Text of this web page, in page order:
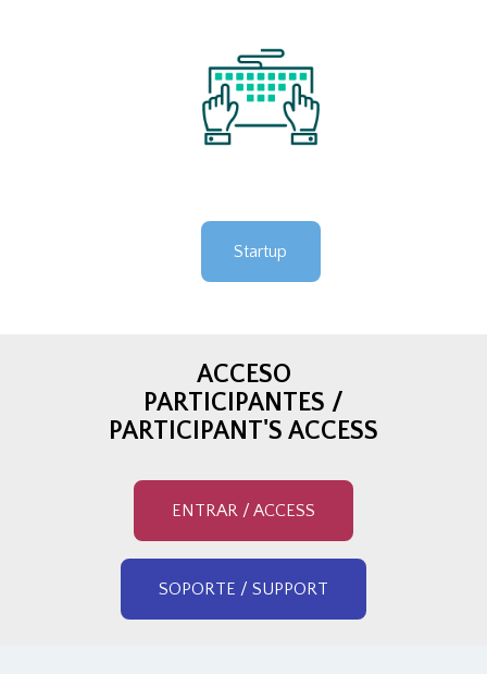
Startup
ACCESO
PARTICIPANTES /
PARTICIPANT'S ACCESS
ENTRAR / ACCESS
SOPORTE / SUPPORT